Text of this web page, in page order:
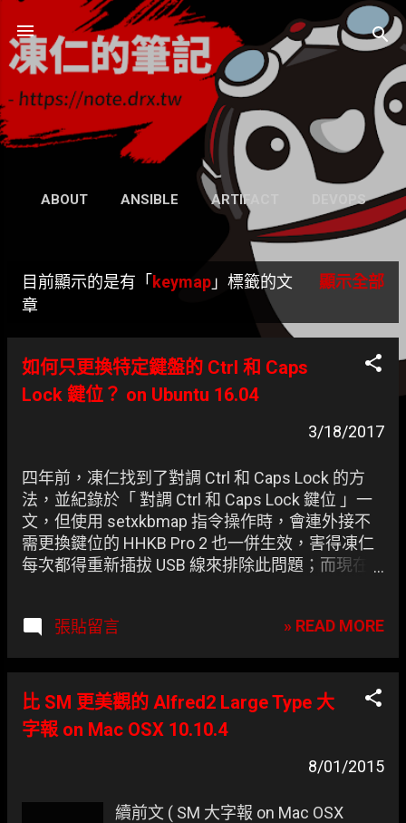
跳到主要內容
凍仁的筆記
- https://note.drx.tw
網頁
ABOUT ANSIBLE ARTIFACT DEVOPS
WIKI 更多…
GRAVATAR
發
表
文
章
目前顯示的是有「keymap 」標籤的文
章
顯示全部
如何只更換特定鍵盤的 Ctrl 和 Caps
Lock 鍵位？ on Ubuntu 16.04
3/18/2017
四年前，凍仁找到了對調 Ctrl 和 Caps Lock 的方
法，並紀錄於「 對調 Ctrl 和 Caps Lock 鍵位 」一
文，但使用 setxkbmap 指令操作時，會連外接不
需更換鍵位的 HHKB Pro 2 也一併生效，害得凍仁
每次都得重新插拔 USB 線來排除此問題；而現在
張貼留言
» READ MORE
比 SM 更美觀的 Alfred2 Large Type 大
字報 on Mac OSX 10.10.4
8/01/2015
續前文 ( SM 大字報 on Mac OSX